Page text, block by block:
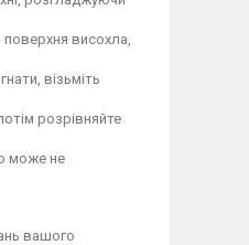
висохла,
візьміть
розрівняйте
може не
вашого